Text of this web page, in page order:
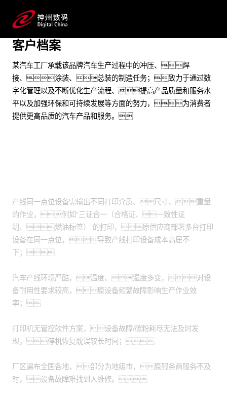
障产线高效运行
预约专家咨询
客户档案
某汽车工厂承载该品牌汽车生产过程中的冲压、焊
接、涂装、总装的制造任务；致力于通过数
字化管理以及不断优化生产流程、提高产品质量和服务水
平以及加强环保和可持续发展等方面的努力，为消费者
提供更高品质的汽车产品和服务。
产线同一点位设备需输出不同打印介质、尺寸、重量
的作业，例如“三证合一（合格证、一致性证
明、燃油标签）”的打印，原供应商部署多台打印
设备在同一点位，导致产线打印设备成本高居不
下；
汽车产线环境严酷，温度、湿度多变，对设
备耐用性要求较高，原设备频繁故障影响生产作业效
率；
打印机无管控软件方案，设备故障/碳粉耗尽无法及时发
现，停机恢复耽误较长时间；
厂区遍布全国各地，部分为地级市，原服务商服务不及
时，设备故障难找到人维修。